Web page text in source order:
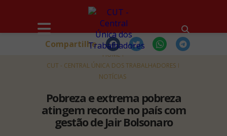
HOME
CUT - CENTRAL ÚNICA DOS TRABALHADORES
NOTÍCIAS
Pobreza e extrema pobreza
atingem recorde no país com
gestão de Jair Bolsonaro
Compartilhe